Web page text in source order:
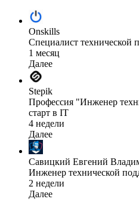
Onskills
Специалист технической
1 месяц
Далее
Stepik
Профессия "Инженер
старт в IT
4 недели
Далее
Савицкий Евгений
Инженер технической
2 недели
Далее